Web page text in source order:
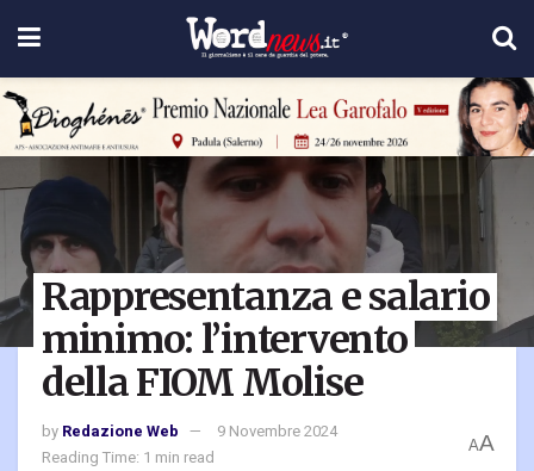
Rappresentanza e salario
minimo: l’intervento
della FIOM Molise
by Redazione Web
9 Novembre 2024
Reading Time: 1 min read
AA